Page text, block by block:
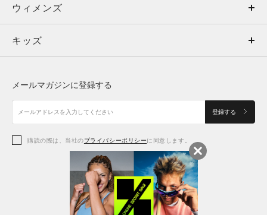
ウィメンズ
キッズ
アクセサリー
トップス
ボトムス
アクセサリー
ウィメンズ
トップス
シューズ
アクセサリー
レギンス＆タイツ
キッズ
シューズ
メールマガジンに登録する
登録する
購読の際は、当社のプライバシーポリシーに同意します。